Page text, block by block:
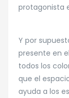
protagonista
Y por
presente en
todos los
que el
ayuda a los